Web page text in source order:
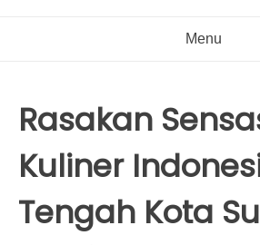
Menu
Rasakan
Kuliner
Tengah Kota